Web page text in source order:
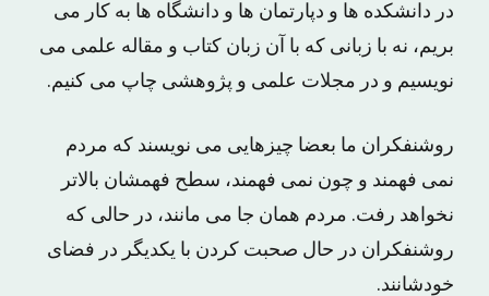
در دانشکده ها و دپارتمان ‌ها و دانشگاه ‌ها به کار می
بریم، نه با زبانی که با آن زبان کتاب و مقاله‌ علمی می
نویسیم و در مجلات علمی و پژوهشی چاپ می کنیم.
روشنفکران ما بعضا چیزهایی می نویسند که مردم
نمی فهمند و چون نمی فهمند، سطح فهمشان بالاتر
نخواهد رفت. مردم همان جا می‌ مانند، در حالی که
روشنفکران در حال صحبت کردن با یکدیگر در فضای
خودشانند.